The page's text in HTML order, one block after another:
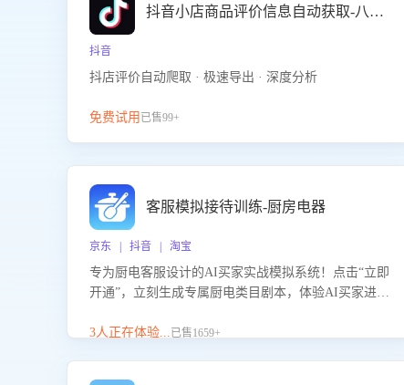
抖音小店商品评价信息自动获取-八爪鱼
抖音
抖店评价自动爬取 · 极速导出 · 深度分析
免费试用 已售99+
客服模拟接待训练-厨房电器
京东 | 抖音 | 淘宝
专为厨电客服设计的AI买家实战模拟系统！点击“立即
开通”，立刻生成专属厨电类目剧本，体验AI买家进线
能咨询”等真实场景应对技巧！
3人正在体验...已售1659+